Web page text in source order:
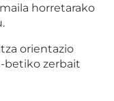
horretarako
orientazio
betiko zerbait